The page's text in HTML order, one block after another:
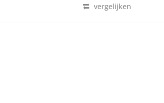
vergelijken